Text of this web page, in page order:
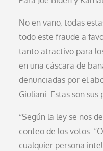
No en vano, todas
todo este fraude a
tanto atractivo para
en una cáscara de
denunciadas por el
Giuliani. Estas son
“Según la ley se nos
conteo de los votos.
cualquier persona